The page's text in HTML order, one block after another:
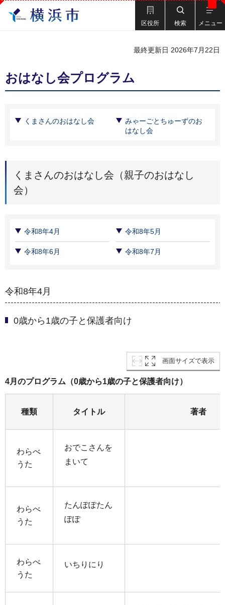
区役所 検索 メニュー
最終更新日 2026年7月22日
おはなし会プログラム
くまさんのおはなし会
みゃーごとちゅーずのお
はなし会
くまさんのおはなし会（親子のおはなし
会）
令和8年4月 令和8年5月
令和8年6月 令和8年7月
令和8年4月
0歳から1歳の子と保護者向け
画面サイズで表示
4月のプログラム（0歳から1歳の子と保護者向け）
種類 タイトル 著者
わらべ
うた
おでこさんを
まいて
わらべ
うた
たんぽぽたん
ぽぽ
わらべ
うた
いちりにり